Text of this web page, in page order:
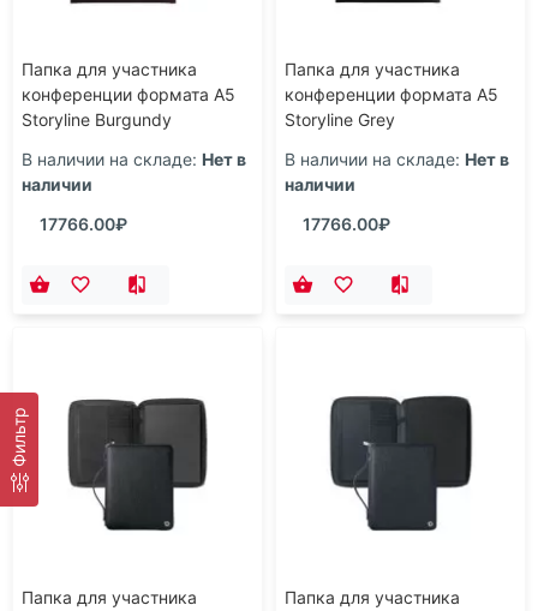
Фильтр
Папка для участника
конференции формата А5
Storyline Burgundy
В наличии на складе: Нет в
наличии
17766.00₽
Папка для участника
конференции формата А5
Storyline Grey
В наличии на складе: Нет в
наличии
17766.00₽
Папка для участника
Папка для участника